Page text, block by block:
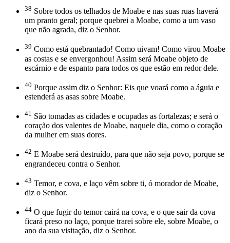
38 Sobre todos os telhados de Moabe e nas suas ruas haverá
um pranto geral; porque quebrei a Moabe, como a um vaso
que não agrada, diz o Senhor.
39 Como está quebrantado! Como uivam! Como virou Moabe
as costas e se envergonhou! Assim será Moabe objeto de
escárnio e de espanto para todos os que estão em redor dele.
40 Porque assim diz o Senhor: Eis que voará como a águia e
estenderá as asas sobre Moabe.
41 São tomadas as cidades e ocupadas as fortalezas; e será o
coração dos valentes de Moabe, naquele dia, como o coração
da mulher em suas dores.
42 E Moabe será destruído, para que não seja povo, porque se
engrandeceu contra o Senhor.
43 Temor, e cova, e laço vêm sobre ti, ó morador de Moabe,
diz o Senhor.
44 O que fugir do temor cairá na cova, e o que sair da cova
ficará preso no laço, porque trarei sobre ele, sobre Moabe, o
ano da sua visitação, diz o Senhor.